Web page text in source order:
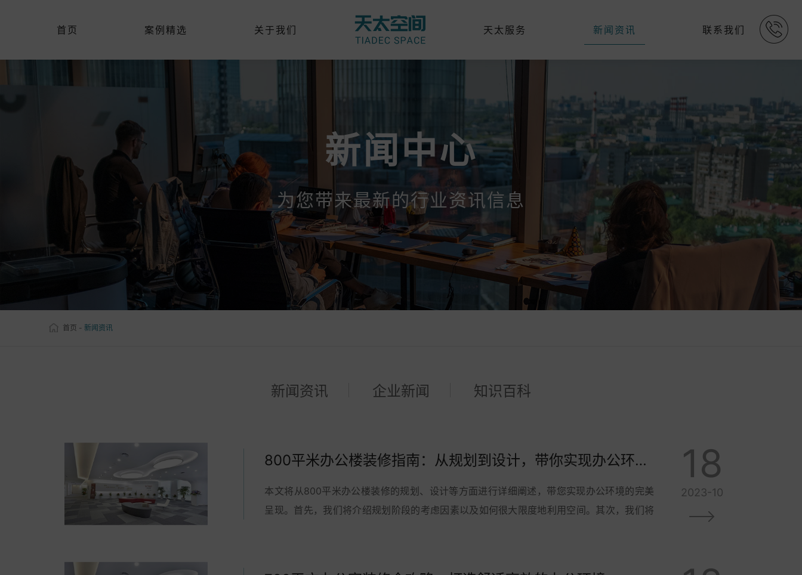
首页 案例精选 关于我们 天太服务 新闻资讯 联系我们
新闻中心
为您带来最新的行业资讯信息
首页 - 新闻资讯
新闻资讯 企业新闻 知识百科
800平米办公楼装修指南：从规划到设计，带你实现办公环境的完美呈现
本文将从800平米办公楼装修的规划、设计等方面进行详细阐述，带您实现办公环境的完美
呈现。首先，我们将介绍规划阶段的考虑因素以及如何很大限度地利用空间。其次，我们将
18
2023-10